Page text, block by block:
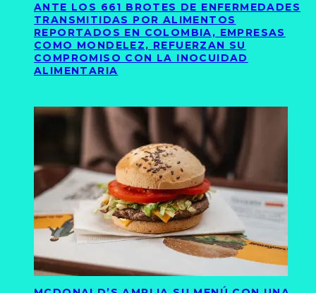
ANTE LOS 661 BROTES DE ENFERMEDADES
TRANSMITIDAS POR ALIMENTOS
REPORTADOS EN COLOMBIA, EMPRESAS
COMO MONDELEZ, REFUERZAN SU
COMPROMISO CON LA INOCUIDAD
ALIMENTARIA